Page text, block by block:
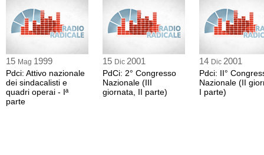
15 Mag 1999
Pdci: Attivo nazionale
dei sindacalisti e
quadri operai - Iª
parte
15 Dic 2001
PdCi: 2° Congresso
Nazionale (III
giornata, II parte)
14 Dic 2001
Pdci: II°
Nazionale (II
I parte)